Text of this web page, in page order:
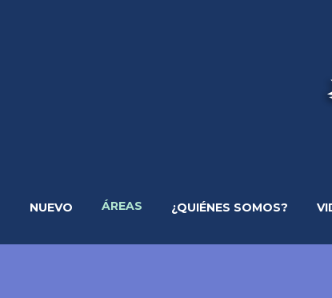
NUEVO ÁREAS ¿QUIÉNES SOMOS?